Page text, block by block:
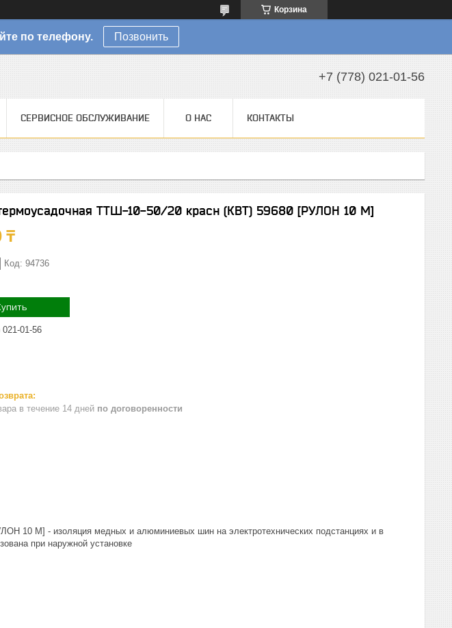
Корзина
по телефону. Позвонить
+7 (778) 021-01-56
СЕРВИСНОЕ ОБСЛУЖИВАНИЕ О НАС КОНТАКТЫ
ТТШ-10-50/20 красн (КВТ) 59680 [РУЛОН 10 М]
₸
Код: 94736
01-56
в течение 14 дней по договоренности
10 М] - изоляция медных и алюминиевых шин на электротехнических подстанциях и в
при наружной установке